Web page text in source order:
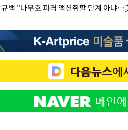
백 "나무호 피격 액션취할 단계 아냐…